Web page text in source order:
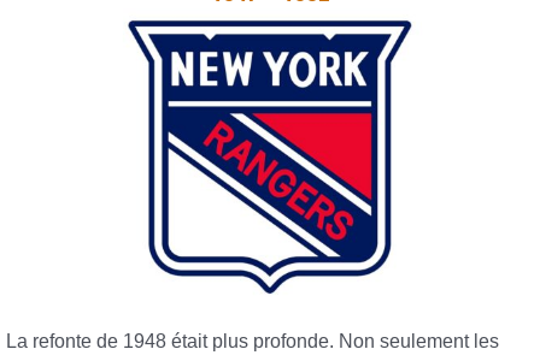
La refonte de 1948 était plus profonde. Non seulement les